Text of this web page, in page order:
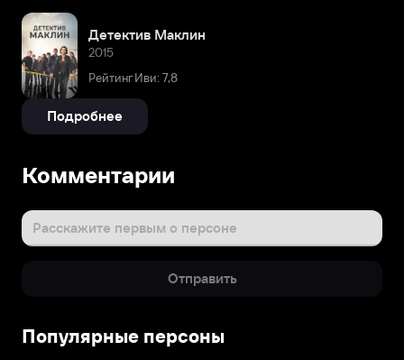
Детектив Маклин
2015
Рейтинг Иви: 7,8
Подробнее
Комментарии
Расскажите первым о персоне
Отправить
Популярные персоны